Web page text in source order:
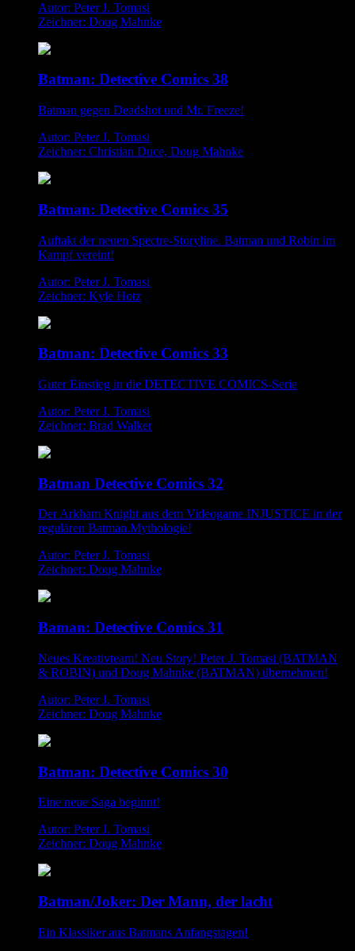
Autor: Peter J. Tomasi
Zeichner: Doug Mahnke
Batman: Detective Comics 38
Batman gegen Deadshot und Mr. Freeze!
Autor: Peter J. Tomasi
Zeichner: Christian Duce, Doug Mahnke
Batman: Detective Comics 35
Auftakt der neuen Spectre-Storyline. Batman und Robin im
Kampf vereint!
Autor: Peter J. Tomasi
Zeichner: Kyle Hotz
Batman: Detective Comics 33
Guter Einstieg in die DETECTIVE COMICS-Serie
Autor: Peter J. Tomasi
Zeichner: Brad Walker
Batman Detective Comics 32
Der Arkham Knight aus dem Videogame INJUSTICE in der
regulären Batman.Mythologie!
Autor: Peter J. Tomasi
Zeichner: Doug Mahnke
Baman: Detective Comics 31
Neues Kreativteam! Neu Story! Peter J. Tomasi (BATMAN
& ROBIN) und Doug Mahnke (BATMAN) übernehmen!
Autor: Peter J. Tomasi
Zeichner: Doug Mahnke
Batman: Detective Comics 30
Eine neue Saga beginnt!
Autor: Peter J. Tomasi
Zeichner: Doug Mahnke
Batman/Joker: Der Mann, der lacht
Ein Klassiker aus Batmans Anfangstagen!